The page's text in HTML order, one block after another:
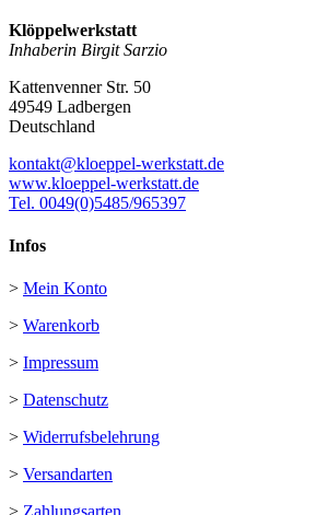
Klöppelwerkstatt
Inhaberin Birgit Sarzio
Kattenvenner Str. 50
49549 Ladbergen
Deutschland
kontakt@kloeppel-werkstatt.de
www.kloeppel-werkstatt.de
Tel. 0049(0)5485/965397
Infos
> Mein Konto
> Warenkorb
> Impressum
> Datenschutz
> Widerrufsbelehrung
> Versandarten
> Zahlungsarten